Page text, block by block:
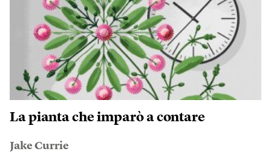
La pianta che imparò a contare
Jake Currie